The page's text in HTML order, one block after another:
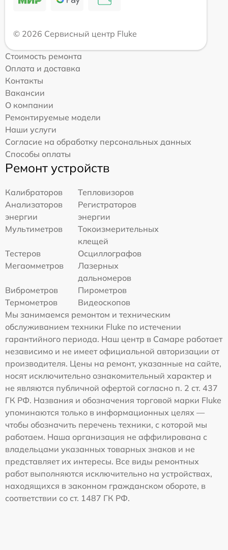
© 2026 Сервисный центр Fluke
Стоимость ремонта
Оплата и доставка
Контакты
Вакансии
О компании
Ремонтируемые модели
Наши услуги
Согласие на обработку персональных данных
Способы оплаты
Ремонт устройств
Калибраторов
Тепловизоров
Анализаторов
энергии
Регистраторов
энергии
Мультиметров
Токоизмерительных
клещей
Тестеров
Осциллографов
Мегаомметров
Лазерных
дальномеров
Виброметров
Пирометров
Термометров
Видеоскопов
Мы занимаемся ремонтом и техническим
обслуживанием техники Fluke по истечении
гарантийного периода. Наш центр в Самаре работает
независимо и не имеет официальной авторизации от
производителя. Цены на ремонт, указанные на сайте,
носят исключительно ознакомительный характер и
не являются публичной офертой согласно п. 2 ст. 437
ГК РФ. Названия и обозначения торговой марки Fluke
упоминаются только в информационных целях —
чтобы обозначить перечень техники, с которой мы
работаем. Наша организация не аффилирована с
владельцами указанных товарных знаков и не
представляет их интересы. Все виды ремонтных
работ выполняются исключительно на устройствах,
находящихся в законном гражданском обороте, в
соответствии со ст. 1487 ГК РФ.